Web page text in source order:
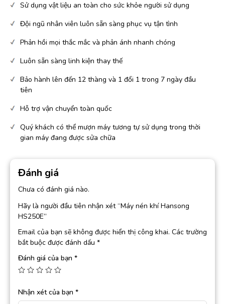
Sử dụng vật liệu an toàn cho sức khỏe người sử dụng
Đội ngũ nhân viên luôn sẵn sàng phục vụ tận tình
Phản hồi mọi thắc mắc và phản ánh nhanh chóng
Luôn sẵn sàng linh kiện thay thế
Bảo hành lên đến 12 thàng và 1 đổi 1 trong 7 ngày đầu
tiên
Hỗ trợ vận chuyển toàn quốc
Quý khách có thể mượn máy tương tự sử dụng trong thời
gian máy đang được sửa chữa
Đánh giá
Chưa có đánh giá nào.
Hãy là người đầu tiên nhận xét “Máy nén khí Hansong
HS250E”
Email của bạn sẽ không được hiển thị công khai. Các trường
bắt buộc được đánh dấu *
Đánh giá của bạn *
Nhận xét của bạn *